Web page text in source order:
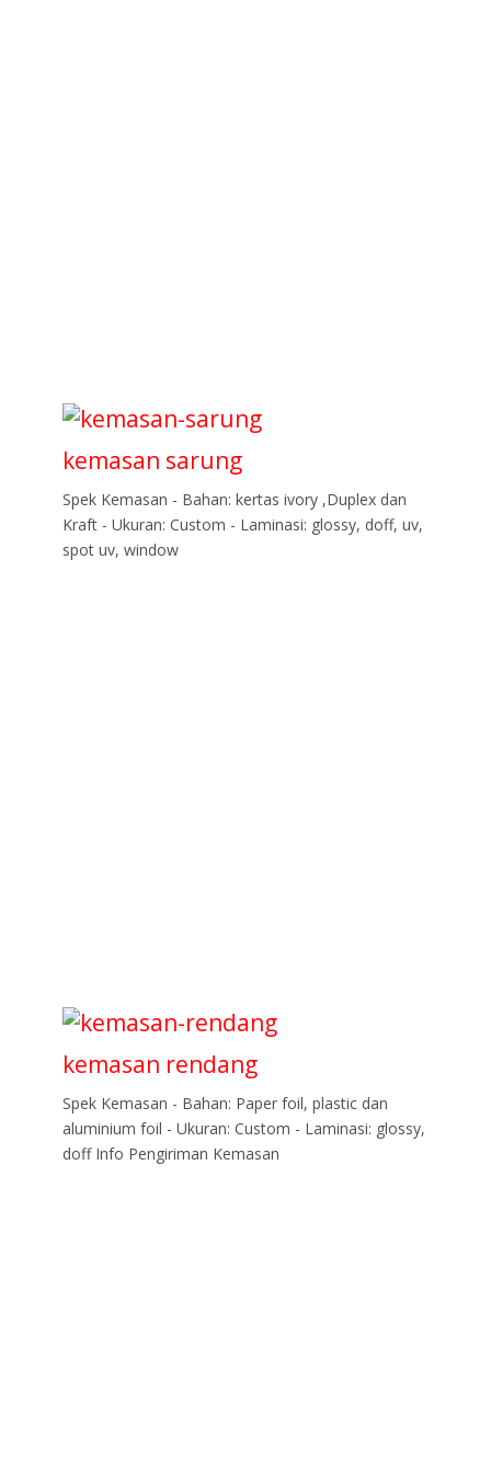
kemasan sarung
Spek Kemasan - Bahan: kertas ivory ,Duplex dan
Kraft - Ukuran: Custom - Laminasi: glossy, doff, uv,
spot uv, window
kemasan rendang
Spek Kemasan - Bahan: Paper foil, plastic dan
aluminium foil - Ukuran: Custom - Laminasi: glossy,
doff Info Pengiriman Kemasan